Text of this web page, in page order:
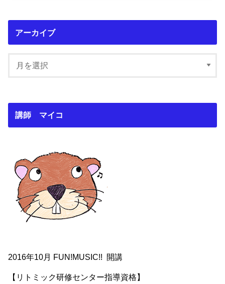
アーカイブ
講師 マイコ
2016年10月 FUN!MUSIC!! 開講
【リトミック研修センター指導資格】